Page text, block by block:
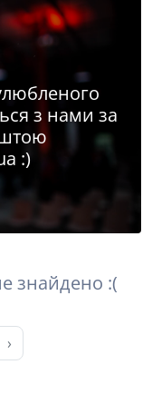
з нами за
:)
знайдено :(
›